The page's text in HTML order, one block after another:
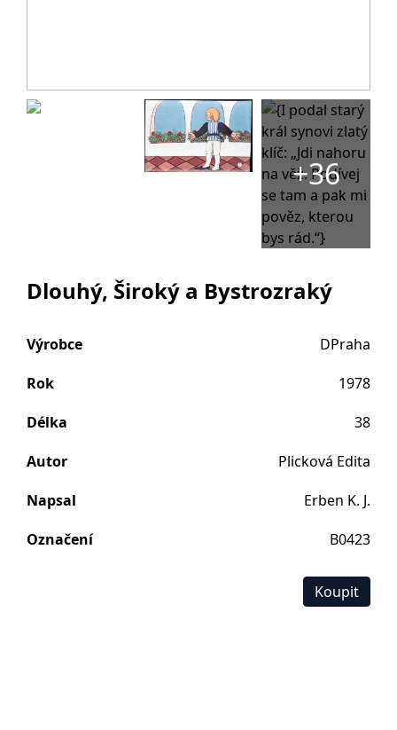
+36
Dlouhý, Široký a Bystrozraký
Výrobce
DPraha
Rok
1978
Délka
38
Autor
Plicková Edita
Napsal
Erben K. J.
Označení
B0423
Koupit